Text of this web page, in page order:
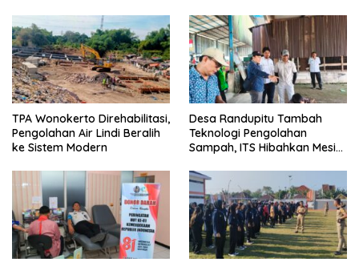
Keselamatan
TPA Wonokerto Direhabilitasi,
Pengolahan Air Lindi Beralih
ke Sistem Modern
Desa Randupitu Tambah
Teknologi Pengolahan
Sampah, ITS Hibahkan Mesin